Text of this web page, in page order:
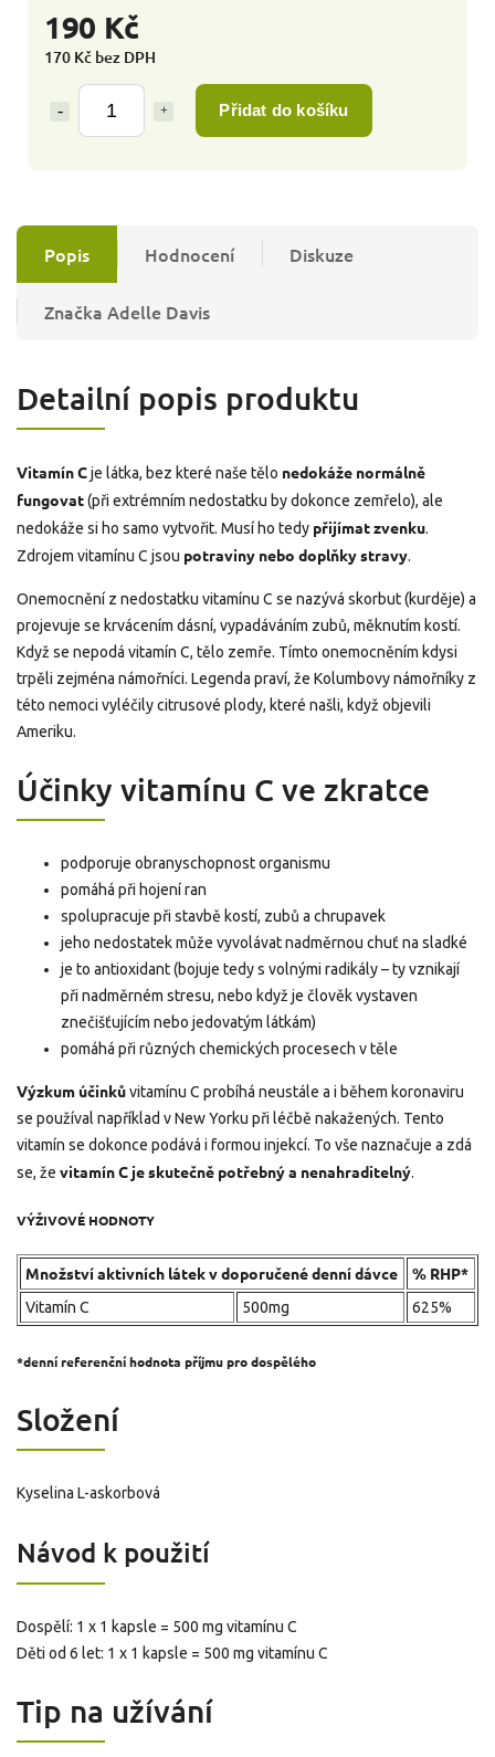
190 Kč
170 Kč bez DPH
Přidat do košíku
Popis Hodnocení Diskuze
Značka Adelle Davis
Detailní popis produktu
Vitamín Cje látka, bez které naše tělo nedokáže normálně
fungovat(při extrémním nedostatku by dokonce zemřelo), ale
nedokáže si ho samo vytvořit. Musí ho tedy přijímat zvenku.
Zdrojem vitamínu C jsou potraviny nebo doplňky stravy.
Onemocnění z nedostatku vitamínu C se nazývá skorbut(kurděje) a
projevuje se krvácením dásní, vypadáváním zubů, měknutím kostí.
Když se nepodá vitamín C, tělo zemře. Tímto onemocněním kdysi
trpěli zejména námořníci. Legenda praví, že Kolumbovy námořníky z
této nemoci vyléčily citrusové plody, které našli, když objevili
Ameriku.
Účinky vitamínu C ve zkratce
podporuje obranyschopnost organismu
pomáhá při hojení ran
spolupracuje při stavbě kostí, zubů a chrupavek
jeho nedostatek může vyvolávat nadměrnou chuť na sladké
je to antioxidant (bojuje tedy s volnými radikály – ty vznikají
při nadměrném stresu, nebo když je člověk vystaven
znečišťujícím nebo jedovatým látkám)
pomáhá při různých chemických procesech v těle
Výzkum účinkůvitamínu C probíhá neustále a i během koronaviru
se používal například v New Yorku při léčbě nakažených. Tento
vitamín se dokonce podává i formou injekcí. To vše naznačuje a zdá
se, že vitamín C je skutečně potřebný a nenahraditelný.
VÝŽIVOVÉ HODNOTY
Množství aktivních látek v doporučené denní dávce % RHP*
Vitamín C 500mg 625%
*denní referenční hodnota příjmu pro dospělého
Složení
Kyselina L-askorbová
Návod k použití
Dospělí: 1 x 1 kapsle = 500 mg vitamínu C
Děti od 6 let: 1 x 1 kapsle = 500 mg vitamínu C
Tip na užívání